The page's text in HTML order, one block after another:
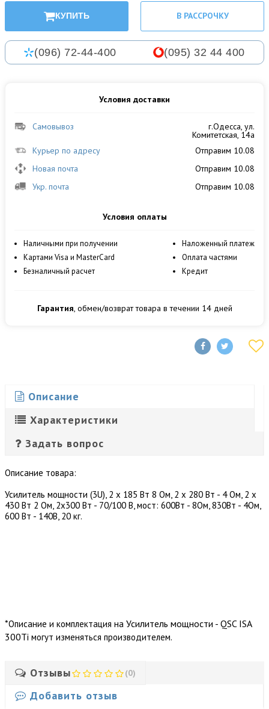
КУПИТЬ В РАССРОЧКУ
(096) 72-44-400 (095) 32 44 400
Условия доставки
Самовывоз г.Одесса, ул.
Комитетская, 14а
Курьер по адресу
Отправим 10.08
Новая почта
Отправим 10.08
Укр. почта
Отправим 10.08
Условия оплаты
Наличными при получении
Картами Visa и MasterCard
Безналичный расчет
Наложенный платеж
Оплата частями
Кредит
Гарантия, обмен/возврат товара в течении 14 дней
Описание
Характеристики
Задать вопрос
Описание товара:
Усилитель мощности (3U), 2 х 185 Вт 8 Ом, 2 х 280 Вт - 4 Ом, 2 x
430 Вт 2 Ом, 2х300 Вт - 70/100 В, мост: 600Вт - 8Ом, 830Вт - 4Ом,
600 Вт - 140В, 20 кг.
*Описание и комплектация на Усилитель мощности - QSC ISA
300Ti могут изменяться производителем.
Отзывы (0)
Добавить отзыв